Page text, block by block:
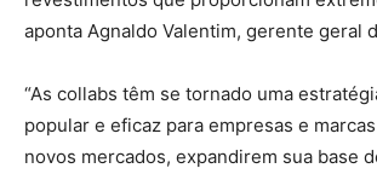
aponta Agnaldo Valentim, gerente geral
“As collabs têm se tornado uma
popular e eficaz para empresas e
novos mercados, expandirem sua base